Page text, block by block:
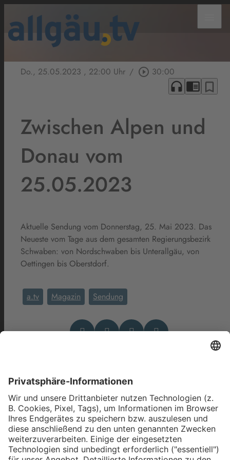
Do., 25.05.2023 , 22:00 Uhr / play_circle_outline 30:00
headphones chrome_reader_mode bookmark_border
Zwischen Alpen und
Donau vom
25.05.2023
Aktuelle Sendung vom Donnerstag, 25. Mai 2023. Das
Neueste vom Tage aus dem gesamten Regierungsbezirk
Schwaben: von Nordschwaben bis Unterallgäu, von
Oettingen bis Oberstdorf.
a.tv Magazin Sendung
Das könnte Dich auch
interessieren
Zwischen Alpen und Donau